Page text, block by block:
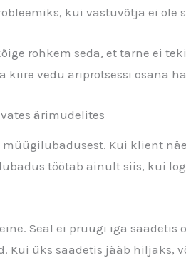
kui vastuvõtja ei ole
rohkem seda, et tarne ei
kiire vedu äriprotsessi osana
ärimudelites
müügilubadusest. Kui klient
lubadus töötab ainult siis, kui
Seal ei pruugi iga
Kui üks saadetis jääb hiljaks,